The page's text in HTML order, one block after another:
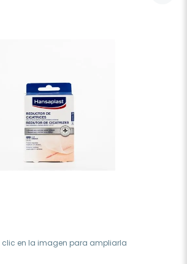
clic en la imagen para ampliarla